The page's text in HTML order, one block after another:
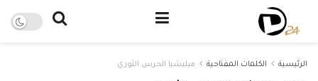
الرئيسية الكلمات المفتاحية ميليشيا الحرس الثوري